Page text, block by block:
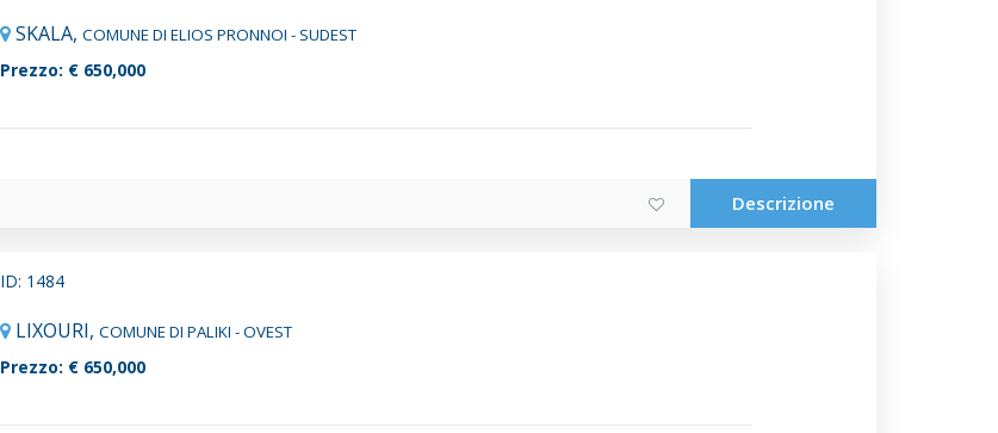
SKALA, COMUNE DI ELIOS PRONNOI - SUDEST
Prezzo: € 650,000
Descrizione
ID: 1484
LIXOURI, COMUNE DI PALIKI - OVEST
Prezzo: € 650,000